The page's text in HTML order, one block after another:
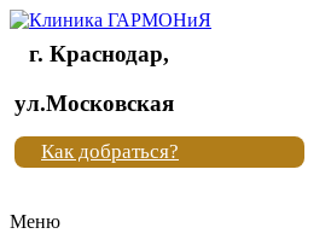
Клиника
"Новая
жизнь"
Клиника
г. Краснодар,
ул.Московская
Как добраться?
Меню